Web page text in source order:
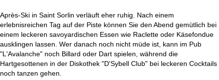
Après-Ski in Saint Sorlin verläuft eher ruhig. Nach einem
erlebnisreichen Tag auf der Piste können Sie den Abend gemütlich bei
einem leckeren savoyardischen Essen wie Raclette oder Käsefondue
ausklingen lassen. Wer danach noch nicht müde ist, kann im Pub
"L'Avalanche" noch Billard oder Dart spielen, während die
Hartgesottenen in der Diskothek "D'Sybell Club" bei leckeren Cocktails
noch tanzen gehen.